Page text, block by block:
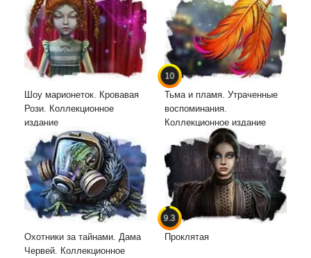
Шоу марионеток. Кровавая
Рози. Коллекционное
издание
10
Тьма и пламя. Утраченные
воспоминания.
Коллекционное издание
Охотники за тайнами. Дама
Червей. Коллекционное
9.3
Проклятая